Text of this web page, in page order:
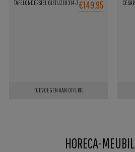
TAFELONDERSTEL GIETIJZER 314-7€149,95
TOEVOEGEN AAN OFFERTE
HORECA-